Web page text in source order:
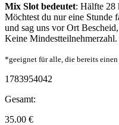
Mix Slot bedeutet: Hälfte 28
Möchtest du nur eine Stunde
und sag uns vor Ort
Keine Mindestteilnehmerzahl.
*geeignet für alle, die bereits einen
1783954042
Gesamt:
35.00 €